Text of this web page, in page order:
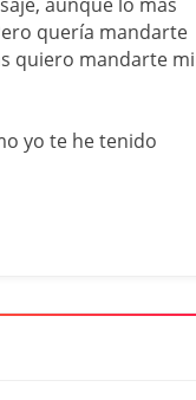
quería mandarte
quiero mandarte mi
yo te he tenido